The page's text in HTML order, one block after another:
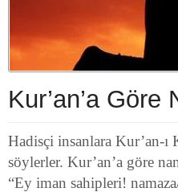
Kur’an’a Göre
Hadisçi insanlara Kur’an-ı
söylerler. Kur’an’a göre
“Ey iman sahipleri!